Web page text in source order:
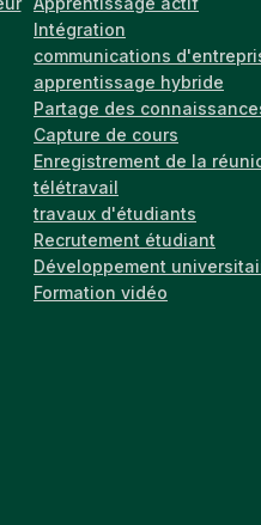
Intégration
communications
apprentissage hybride
Partage des
Capture de cours
Enregistrement de la
télétravail
travaux d'étudiants
Recrutement étudiant
Développement
Formation vidéo